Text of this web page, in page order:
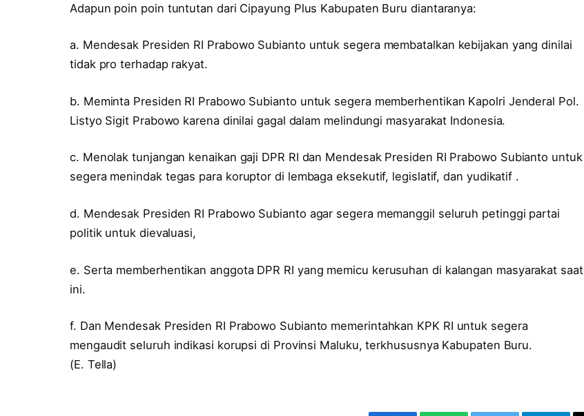
Adapun poin poin tuntutan dari Cipayung Plus Kabupaten Buru diantaranya:
a. Mendesak Presiden RI Prabowo Subianto untuk segera membatalkan kebijakan yang dinilai
tidak pro terhadap rakyat.
b. Meminta Presiden RI Prabowo Subianto untuk segera memberhentikan Kapolri Jenderal Pol.
Listyo Sigit Prabowo karena dinilai gagal dalam melindungi masyarakat Indonesia.
c. Menolak tunjangan kenaikan gaji DPR RI dan Mendesak Presiden RI Prabowo Subianto untuk
segera menindak tegas para koruptor di lembaga eksekutif, legislatif, dan yudikatif .
d. Mendesak Presiden RI Prabowo Subianto agar segera memanggil seluruh petinggi partai
politik untuk dievaluasi,
e. Serta memberhentikan anggota DPR RI yang memicu kerusuhan di kalangan masyarakat saat
ini.
f. Dan Mendesak Presiden RI Prabowo Subianto memerintahkan KPK RI untuk segera
mengaudit seluruh indikasi korupsi di Provinsi Maluku, terkhususnya Kabupaten Buru.
(E. Tella)